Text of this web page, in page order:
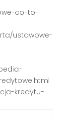
co-to-
ustawowe-
kredytu-